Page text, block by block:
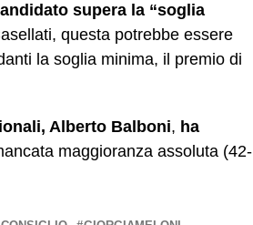
supera la “soglia
questa potrebbe essere
la soglia minima, il premio di
Alberto Balboni, ha
maggioranza assoluta (42-